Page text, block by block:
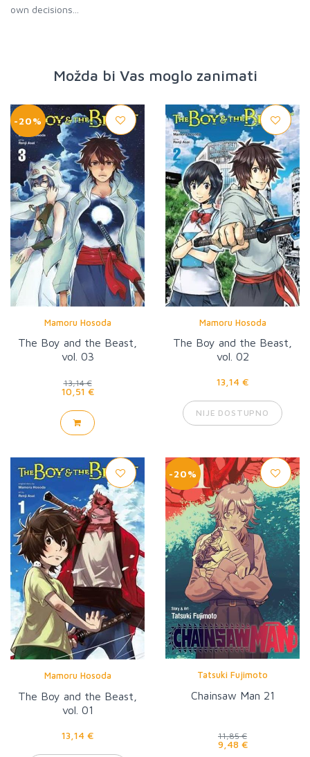
own decisions...
Možda bi Vas moglo zanimati
-20%
Mamoru Hosoda
The Boy and the Beast,
vol. 03
13,14 €
10,51 €
Mamoru Hosoda
The Boy and the Beast,
vol. 02
13,14 €
NIJE DOSTUPNO
Mamoru Hosoda
The Boy and the Beast,
vol. 01
13,14 €
-20%
Tatsuki Fujimoto
Chainsaw Man 21
11,85 €
9,48 €